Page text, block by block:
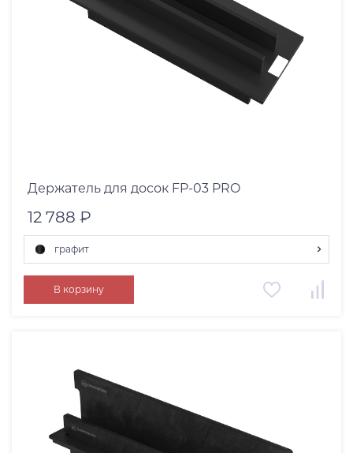
Держатель для досок FP-03 PRO
12 788 ₽
графит
графит
В корзину